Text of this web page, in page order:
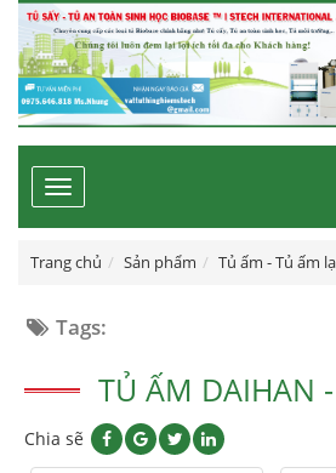
Toggle
navigation
Trang chủ Sản phẩm Tủ ấm - Tủ ấm
Tags:
TỦ ẤM DAIHAN
Chia sẽ